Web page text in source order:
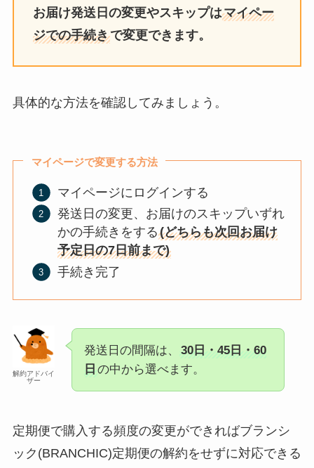
お届け発送日の変更やスキップはマイペー
ジでの手続きで変更できます。
具体的な方法を確認してみましょう。
マイページで変更する方法
マイページにログインする
発送日の変更、お届けのスキップいずれ
かの手続きをする(どちらも次回お届け
予定日の7日前まで)
手続き完了
解約アドバイ
ザー
発送日の間隔は、
30日・45日・60
日 の中から選べます。
定期便で購入する頻度の変更ができればブランシ
ック(BRANCHIC)定期便の解約をせずに対応できる